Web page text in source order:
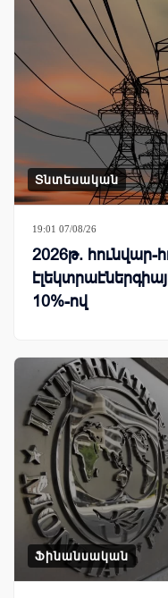
Տնտեսական
19:01 07/08/26
2026թ. հունվար-
10%-ով
Ֆինանսական